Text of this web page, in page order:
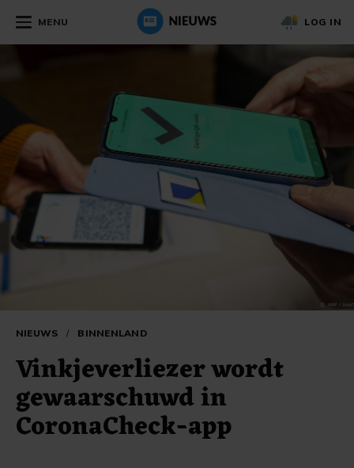
MENU LOG IN
NIEUWS / BINNENLAND
Vinkjeverliezer wordt
gewaarschuwd in
CoronaCheck-app